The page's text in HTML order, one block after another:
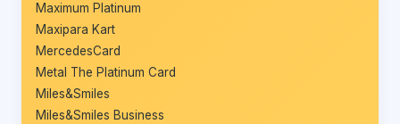
Maximum Platinum
Maxipara Kart
MercedesCard
Metal The Platinum Card
Miles&Smiles
Miles&Smiles Business